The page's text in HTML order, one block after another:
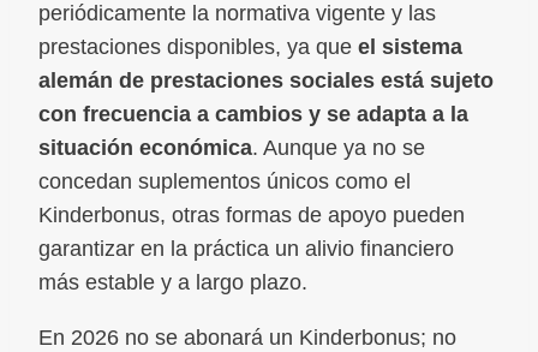
periódicamente la normativa vigente y las
prestaciones disponibles, ya que el sistema
alemán de prestaciones sociales está sujeto
con frecuencia a cambios y se adapta a la
situación económica. Aunque ya no se
concedan suplementos únicos como el
Kinderbonus, otras formas de apoyo pueden
garantizar en la práctica un alivio financiero
más estable y a largo plazo.
En 2026 no se abonará un Kinderbonus; no